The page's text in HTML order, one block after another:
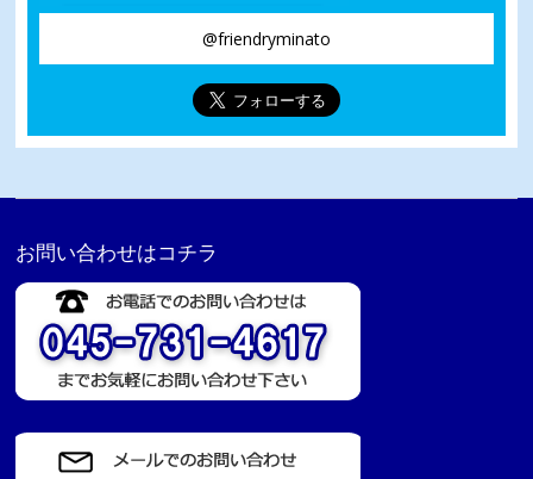
@friendryminato
お問い合わせはコチラ